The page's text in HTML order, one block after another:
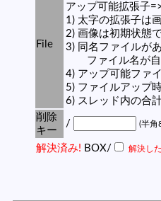
File
アップ可能拡張子
1) 太字の拡張子は
2) 画像は初期状態
3) 同名ファイルが
ファイル名が自
4) アップ可能ファ
5) ファイルアップ
6) スレッド内の合
削除
キー
/ (半角
解決済み! BOX/ 解決し